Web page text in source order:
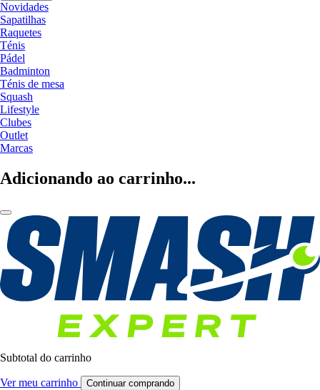
Novidades
Sapatilhas
Raquetes
Ténis
Pádel
Badminton
Ténis de mesa
Squash
Lifestyle
Clubes
Outlet
Marcas
Adicionando ao carrinho...
Subtotal do carrinho
Ver meu carrinho Continuar comprando